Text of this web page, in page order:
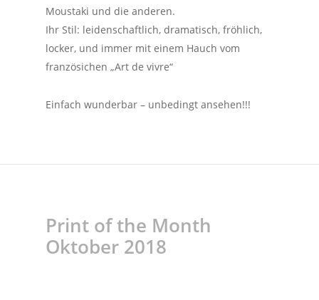
Moustaki und die anderen.
Ihr Stil: leidenschaftlich, dramatisch, fröhlich,
locker, und immer mit einem Hauch vom
französichen „Art de vivre“
Einfach wunderbar – unbedingt ansehen!!!
Print of the Month
Oktober 2018